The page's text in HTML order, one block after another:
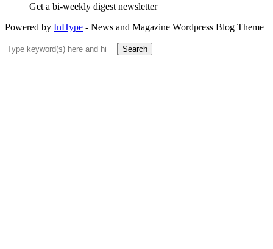
Get a bi-weekly digest newsletter
Powered by InHype - News and Magazine Wordpress Blog Theme